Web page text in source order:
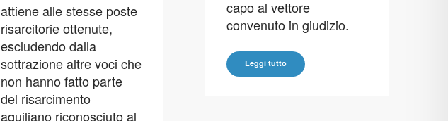
capo al vettore
convenuto in giudizio.
Leggi tutto
attiene alle stesse poste
risarcitorie ottenute,
escludendo dalla
sottrazione altre voci che
non hanno fatto parte
del risarcimento
aquiliano riconosciuto al